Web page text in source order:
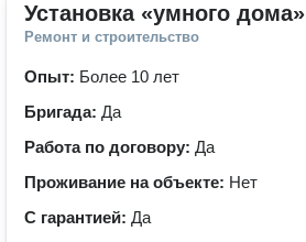
Установка «умного дома»
Ремонт и строительство
Опыт: Более 10 лет
Бригада: Да
Работа по договору: Да
Проживание на объекте: Нет
С гарантией: Да